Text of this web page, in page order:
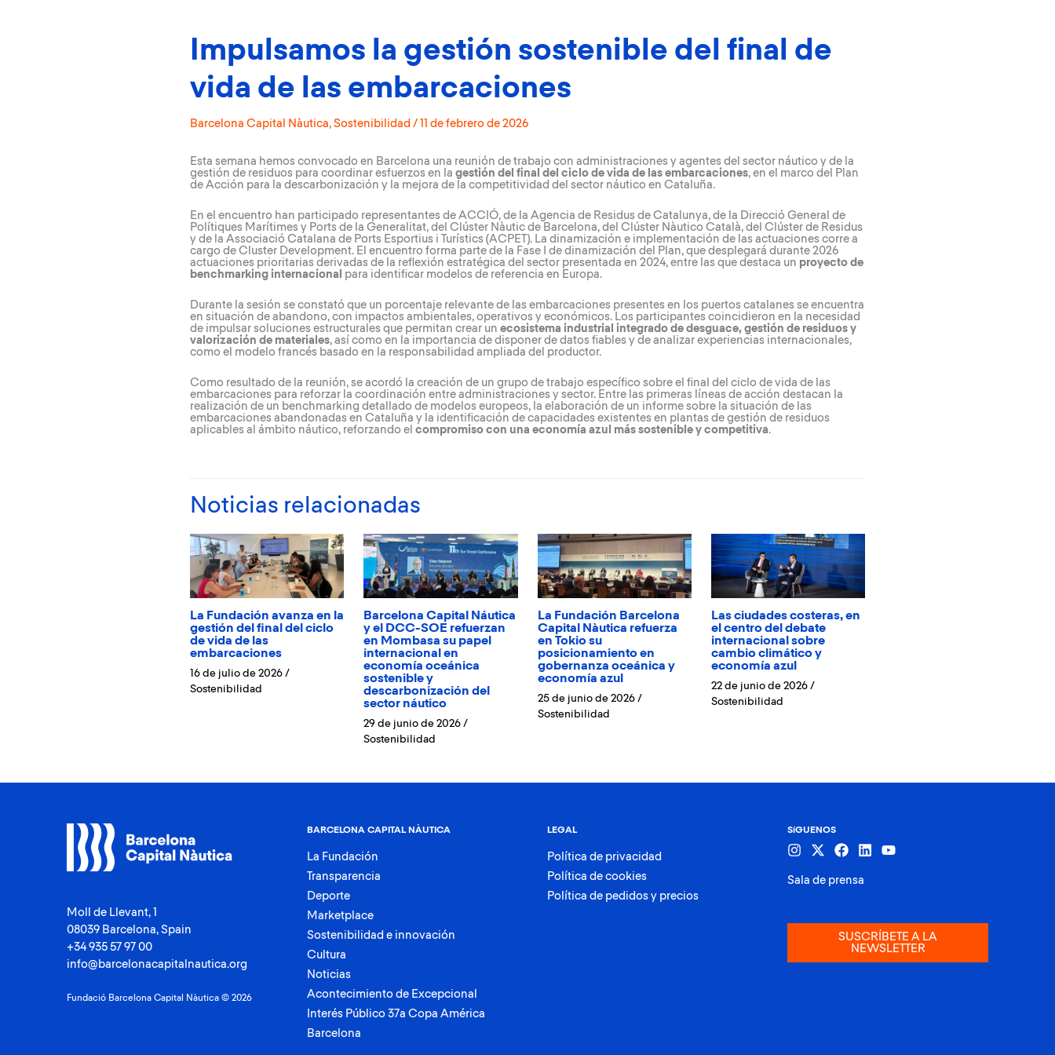
Impulsamos la gestión sostenible del final de
vida de las embarcaciones
Barcelona Capital Nàutica, Sostenibilidad / 11 de febrero de 2026
Esta semana hemos convocado en Barcelona una reunión de trabajo con administraciones y agentes del sector náutico y de la
gestión de residuos para coordinar esfuerzos en la gestión del final del ciclo de vida de las embarcaciones, en el marco del Plan
de Acción para la descarbonización y la mejora de la competitividad del sector náutico en Cataluña.
En el encuentro han participado representantes de ACCIÓ, de la Agencia de Residus de Catalunya, de la Direcció General de
Polítiques Marítimes y Ports de la Generalitat, del Clúster Nàutic de Barcelona, del Clúster Nàutico Català, del Clúster de Residus
y de la Associació Catalana de Ports Esportius i Turístics (ACPET). La dinamización e implementación de las actuaciones corre a
cargo de Cluster Development. El encuentro forma parte de la Fase I de dinamización del Plan, que desplegará durante 2026
actuaciones prioritarias derivadas de la reflexión estratégica del sector presentada en 2024, entre las que destaca un proyecto de
benchmarking internacional para identificar modelos de referencia en Europa.
Durante la sesión se constató que un porcentaje relevante de las embarcaciones presentes en los puertos catalanes se encuentra
en situación de abandono, con impactos ambientales, operativos y económicos. Los participantes coincidieron en la necesidad
de impulsar soluciones estructurales que permitan crear un ecosistema industrial integrado de desguace, gestión de residuos y
valorización de materiales, así como en la importancia de disponer de datos fiables y de analizar experiencias internacionales,
como el modelo francés basado en la responsabilidad ampliada del productor.
Como resultado de la reunión, se acordó la creación de un grupo de trabajo específico sobre el final del ciclo de vida de las
embarcaciones para reforzar la coordinación entre administraciones y sector. Entre las primeras líneas de acción destacan la
realización de un benchmarking detallado de modelos europeos, la elaboración de un informe sobre la situación de las
embarcaciones abandonadas en Cataluña y la identificación de capacidades existentes en plantas de gestión de residuos
aplicables al ámbito náutico, reforzando el compromiso con una economía azul más sostenible y competitiva.
Noticias relacionadas
La Fundación avanza en la
gestión del final del ciclo
de vida de las
embarcaciones
16 de julio de 2026 /
Sostenibilidad
Barcelona Capital Náutica
y el DCC-SOE refuerzan
en Mombasa su papel
internacional en
economía oceánica
sostenible y
descarbonización del
sector náutico
29 de junio de 2026/
Sostenibilidad
La Fundación Barcelona
Capital Nàutica refuerza
en Tokio su
posicionamiento en
gobernanza oceánica y
economía azul
25 de junio de 2026 /
Sostenibilidad
Las ciudades costeras, en
el centro del debate
internacional sobre
cambio climático y
economía azul
22 de junio de 2026 /
Sostenibilidad
Moll de Llevant, 1
08039 Barcelona, Spain
+34 935 57 97 00
info@barcelonacapitalnautica.org
Fundació Barcelona Capital Nàutica © 2026
BARCELONA CAPITAL NÀUTICA
La Fundación
Transparencia
Deporte
Marketplace
Sostenibilidad e innovación
Cultura
Noticias
Acontecimiento de Excepcional
Interés Público 37a Copa América
Barcelona
LEGAL
Política de privacidad
Política de cookies
Política de pedidos y precios
SíGUENOS
Sala de prensa
SUSCRÍBETE A LA
NEWSLETTER